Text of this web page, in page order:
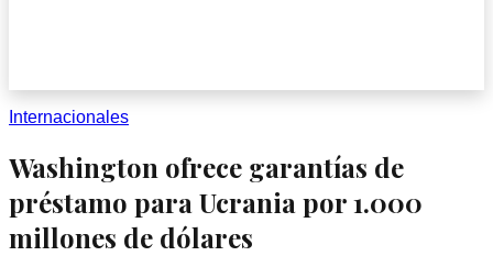
Internacionales
Washington ofrece garantías de
préstamo para Ucrania por 1.000
millones de dólares